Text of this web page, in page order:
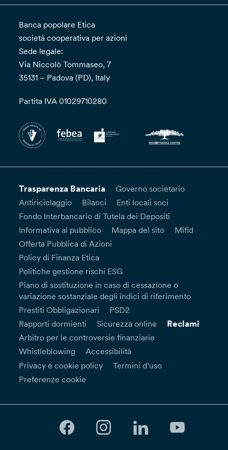
Banca popolare Etica
società cooperativa per azioni
Sede legale:
Via Niccolò Tommaseo, 7
35131 – Padova (PD), Italy
Partita IVA 01029710280
Trasparenza Bancaria
Governo societario
Antiriciclaggio
Bilanci
Enti locali soci
Fondo Interbancario di Tutela dei Depositi
Informativa al pubblico
Mappa del sito
Mifid
Offerta Pubblica di Azioni
Policy di Finanza Etica
Politiche gestione rischi ESG
Piano di sostituzione in caso di cessazione o
variazione sostanziale degli indici di riferimento
Prestiti Obbligazionari
PSD2
Rapporti dormienti
Sicurezza online Reclami
Arbitro per le controversie finanziarie
Whistleblowing
Accessibilità
Privacy e cookie policy
Termini d’uso
Preferenze cookie